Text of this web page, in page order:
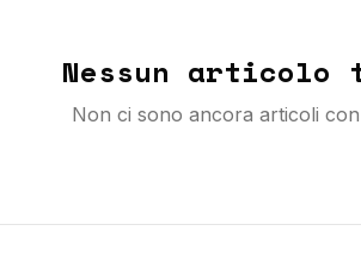
Nessun articolo
Non ci sono ancora articoli